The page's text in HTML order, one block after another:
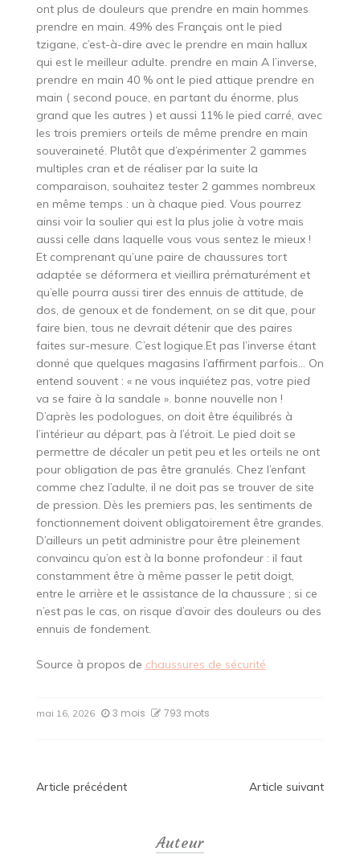
ont plus de douleurs que prendre en main hommes
prendre en main. 49% des Français ont le pied
tzigane, c’est-à-dire avec le prendre en main hallux
qui est le meilleur adulte. prendre en main A l’inverse,
prendre en main 40 % ont le pied attique prendre en
main ( second pouce, en partant du énorme, plus
grand que les autres ) et aussi 11% le pied carré, avec
les trois premiers orteils de même prendre en main
souveraineté. Plutôt que d’expérimenter 2 gammes
multiples cran et de réaliser par la suite la
comparaison, souhaitez tester 2 gammes nombreux
en même temps : un à chaque pied. Vous pourrez
ainsi voir la soulier qui est la plus jolie à votre mais
aussi celle dans laquelle vous vous sentez le mieux !
Et comprenant qu’une paire de chaussures tort
adaptée se déformera et vieillira prématurément et
qu’elle pourra aussi tirer des ennuis de attitude, de
dos, de genoux et de fondement, on se dit que, pour
faire bien, tous ne devrait détenir que des paires
faites sur-mesure. C’est logique.Et pas l’inverse étant
donné que quelques magasins l’affirment parfois… On
entend souvent : « ne vous inquiétez pas, votre pied
va se faire à la sandale ». bonne nouvelle non !
D’après les podologues, on doit être équilibrés à
l’intérieur au départ, pas à l’étroit. Le pied doit se
permettre de décaler un petit peu et les orteils ne ont
pour obligation de pas être granulés. Chez l’enfant
comme chez l’adulte, il ne doit pas se trouver de site
de pression. Dès les premiers pas, les sentiments de
fonctionnement doivent obligatoirement être grandes.
D’ailleurs un petit administre pour être pleinement
convaincu qu’on est à la bonne profondeur : il faut
constamment être à même passer le petit doigt,
entre le arrière et le assistance de la chaussure ; si ce
n’est pas le cas, on risque d’avoir des douleurs ou des
ennuis de fondement.
Source à propos de chaussures de sécurité
mai 16, 2026 3 mois 793 mots
Navigation
Article précédent Article suivant
Auteur